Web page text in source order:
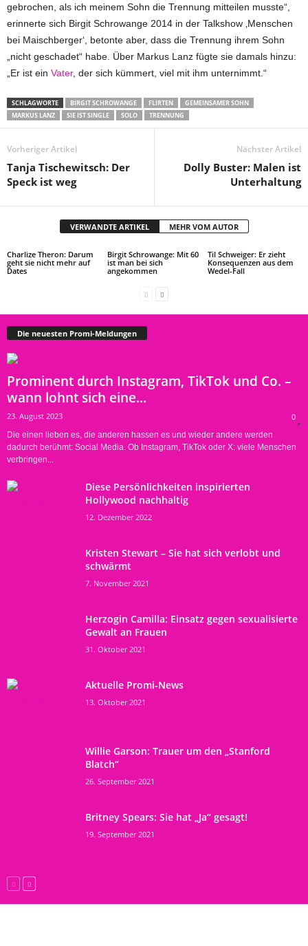
gebrochen, als ich meinem Sohn die Trennung mitteilen musste“,
erinnerte sich Birgit Schrowange 2014 in der Talkshow ‚Menschen
bei Maischberger‘, betonte aber, dass die Trennung ihrem Sohn
„nicht geschadet“ habe. Über Markus Lanz fügte sie damals hinzu:
„Er ist ein Vater, der sich kümmert, viel mit ihm unternimmt.“
SCHLAGWORTE BIRGIT SCHROWANGE FLIRTEN
GEMEINSAMER SOHN
MARKUS LANZ
SIE IST SINGLE SOLO TRENNUNG
Vorheriger Artikel
Tanja Tischewitsch: Der
Speck ist weg
Nächster Artikel
Dolly Buster: Malen ist
Unterhaltung
VERWANDTE ARTIKEL MEHR VOM AUTOR
Charlize Theron: Darum
geht sie nicht mehr auf
Dates
Birgit Schrowange: Mit 60
ist man bei sich
angekommen
Til Schweiger: Er zieht
Konsequenzen aus dem
Wedel-Fall
Die neuesten Promi-Meldungen
Prominent durch Instagram, TikTok und Co. –
wann lohnt sich eine...
23. August 2023 0
Die einen lieben es, die anderen hassen es und wieder andere werden
dadurch berühmt: Social Media. Ob Instagram, TikTok oder X: viele Menschen
verbringen...
Diese Persönlichkeiten inspirierten
Hollywood nachhaltig
12. Dezember 2022
Kristen Stewart – Sie hat sich verlobt und
schwärmt
7. November 2021
Herzogin Camilla: Einsatz gegen sexualisierte
Gewalt an Frauen
31. Oktober 2021
Aktuelle Promi-News
13. Oktober 2021
Willie Garson: Trauer um den „Stanford
Blatch“
26. September 2021
Britney Spears: Sie hat „Ja“ gesagt!
19. September 2021